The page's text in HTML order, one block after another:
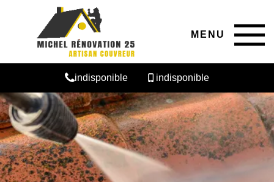
MENU
indisponible indisponible